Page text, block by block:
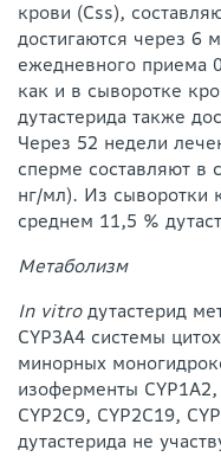
крови (Css),
достигаются через 6
ежедневного приема
как и в сыворотке
дутастерида также
Через 52 недели
сперме составляют в
нг/мл). Из сыворотки
среднем 11,5 %
Метаболизм
In vitroдутастерид
CYP3A4 системы
минорных
изоферменты CYP1A2,
CYP2C9, CYP2C19,
дутастерида не